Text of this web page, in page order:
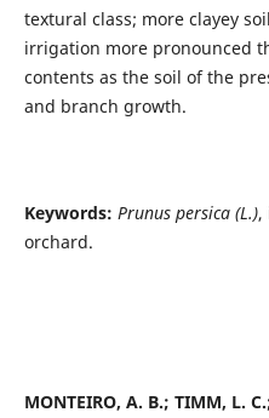
textural class; more clayey
irrigation more pronounced
contents as the soil of the
and branch growth.
Keywords: Prunus persica (L.),
orchard.
MONTEIRO, A. B.; TIMM, L.